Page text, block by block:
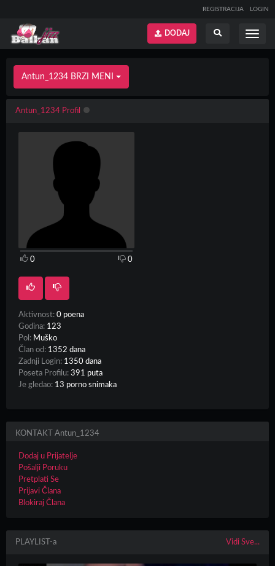
REGISTRACIJA LOGIN
Prikaži
DODAJ
Antun_1234 BRZI MENI
Antun_1234 Profil
0 0
Aktivnost: 0 poena
Godina: 123
Pol: Muško
Član od: 1352 dana
Zadnji Login: 1350 dana
Poseta Profilu: 391 puta
Je gledao: 13 porno snimaka
KONTAKT Antun_1234
Dodaj u Prijatelje
Pošalji Poruku
Pretplati Se
Prijavi Člana
Blokiraj Člana
PLAYLIST-a Vidi Sve...